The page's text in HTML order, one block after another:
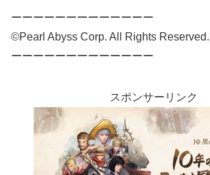
ーーーーーーーーーーーーー
©Pearl Abyss Corp. All Rights Reserved.
ーーーーーーーーーーーーー
スポンサーリンク